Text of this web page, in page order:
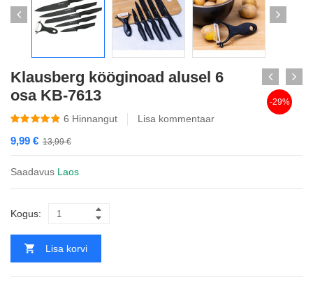
Klausberg kööginoad alusel 6
osa KB-7613
6 Hinnangut Lisa kommentaar
13,99€
9,99 €
-29%
Saadavus Laos
Kogus:
Lisa korvi